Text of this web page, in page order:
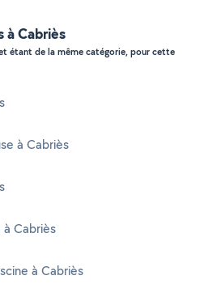
à Cabriès
étant de la même catégorie, pour cette
à Cabriès
Cabriès
à Cabriès